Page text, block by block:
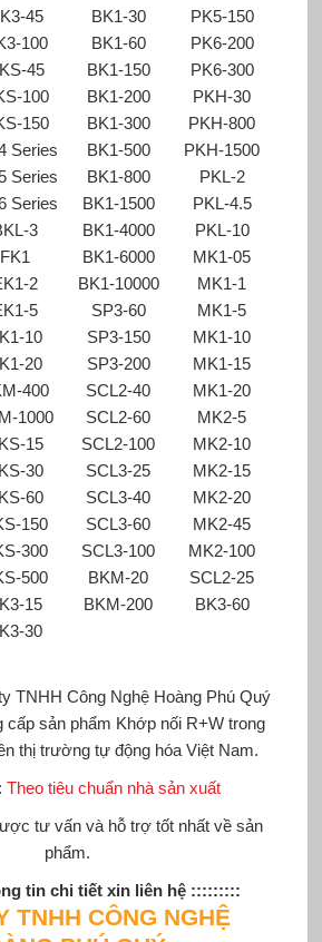
45 BK1-30
PK5-150
100 BK1-60
PK6-200
45 BK1-150
PK6-300
100 BK1-200
PKH-30
150 BK1-300
PKH-800
Series BK1-500
PKH-1500
Series BK1-800
PKL-2
Series BK1-1500
PKL-4.5
3 BK1-4000
PKL-10
FK1 BK1-6000
MK1-05
2 BK1-10000
MK1-1
5 SP3-60
MK1-5
10 SP3-150
MK1-10
20 SP3-200
MK1-15
400 SCL2-40
MK1-20
1000 SCL2-60
MK2-5
15 SCL2-100
MK2-10
30 SCL3-25
MK2-15
60 SCL3-40
MK2-20
150 SCL3-60
MK2-45
300 SCL3-100
MK2-100
500 BKM-20
SCL2-25
15 BKM-200
BK3-60
30
TNHH Công Nghệ Hoàng Phú Quý
cấp sản phẩm Khớp nối R+W trong
thị trường tự động hóa Việt Nam.
Theo tiêu chuẩn nhà sản xuất
tư vấn và hỗ trợ tốt nhất về sản
phẩm.
tin chi tiết xin liên hệ :::::::::
TNHH CÔNG NGHỆ